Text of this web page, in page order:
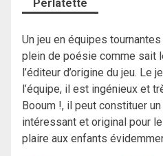
Perlatette
Un jeu en équipes
plein de poésie comme sait
l’éditeur d’origine du jeu. Le
l’équipe, il est ingénieux et
Booum !, il peut constituer un
intéressant et original pour
plaire aux enfants